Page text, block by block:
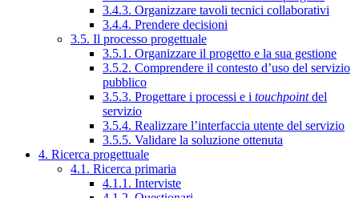
3.4.3. Organizzare tavoli tecnici collaborativi
3.4.4. Prendere decisioni
3.5. Il processo progettuale
3.5.1. Organizzare il progetto e la sua gestione
3.5.2. Comprendere il contesto d’uso del servizio
pubblico
3.5.3. Progettare i processi e i touchpointdel
servizio
3.5.4. Realizzare l’interfaccia utente del servizio
3.5.5. Validare la soluzione ottenuta
4. Ricerca progettuale
4.1. Ricerca primaria
4.1.1. Interviste